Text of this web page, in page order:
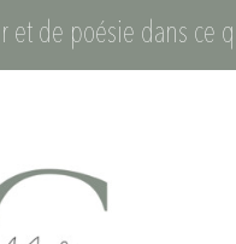
et de poésie dans ce